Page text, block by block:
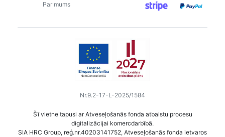
Par mums
Nr.9.2-17-L-2025/1584
Šī vietne tapusi ar Atveseļošanās fonda atbalstu procesu
digitalizācijai komercdarbībā.
SIA HRC Group, reģ.nr.40203141752, Atveseļošanās fonda ietvaros